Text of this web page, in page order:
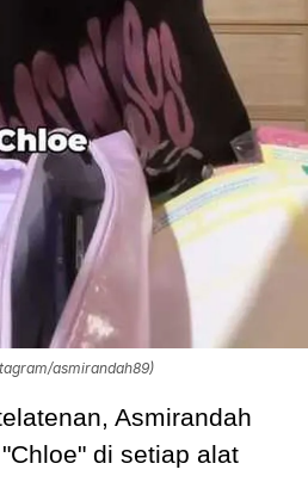
asmirandah89)
Asmirandah
di setiap alat